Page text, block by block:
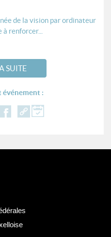
de la vision par ordinateur
renforcer...
SUITE
événement :